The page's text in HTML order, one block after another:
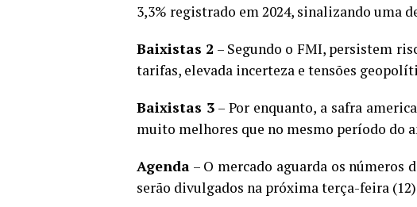
3,3% registrado em 2024, sinalizando uma
Baixistas 2 – Segundo o FMI, persistem
tarifas, elevada incerteza e tensões
Baixistas 3 – Por enquanto, a safra
muito melhores que no mesmo período do
Agenda – O mercado aguarda os números
serão divulgados na próxima terça-feira